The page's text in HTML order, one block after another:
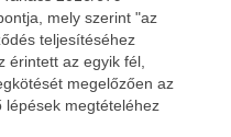
mely szerint "az
teljesítéséhez
érintett az egyik fél,
megelőzően az
megtételéhez